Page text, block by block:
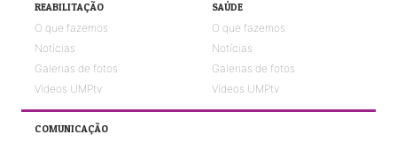
REABILITAÇÃO
O que fazemos
Notícias
Galerias de fotos
Vídeos UMPtv
SAÚDE
O que fazemos
Notícias
Galerias de fotos
Vídeos UMPtv
COMUNICAÇÃO